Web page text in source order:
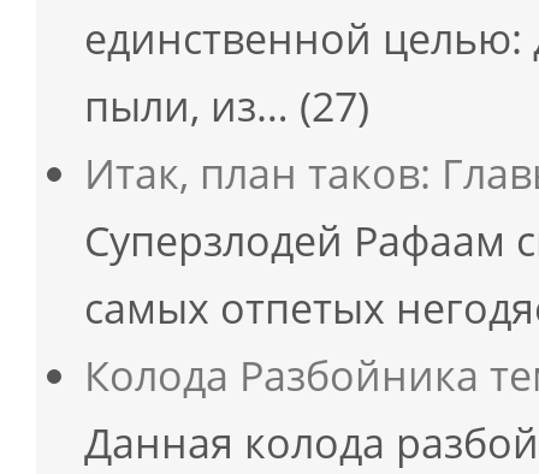
единственной целью:
пыли, из… (27)
Итак, план таков:
Суперзлодей Рафаам
самых отпетых
Колода Разбойника
Данная колода